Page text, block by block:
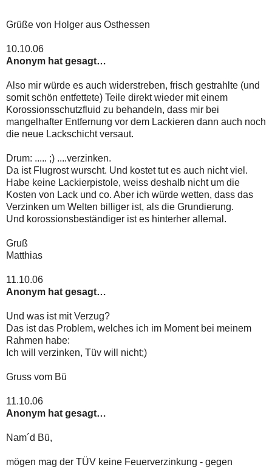
Grüße von Holger aus Osthessen
10.10.06
Anonym hat gesagt…
Also mir würde es auch widerstreben, frisch gestrahlte (und
somit schön entfettete) Teile direkt wieder mit einem
Korossionsschutzfluid zu behandeln, dass mir bei
mangelhafter Entfernung vor dem Lackieren dann auch noch
die neue Lackschicht versaut.
Drum: ..... ;) ....verzinken.
Da ist Flugrost wurscht. Und kostet tut es auch nicht viel.
Habe keine Lackierpistole, weiss deshalb nicht um die
Kosten von Lack und co. Aber ich würde wetten, dass das
Verzinken um Welten billiger ist, als die Grundierung.
Und korossionsbeständiger ist es hinterher allemal.
Gruß
Matthias
11.10.06
Anonym hat gesagt…
Und was ist mit Verzug?
Das ist das Problem, welches ich im Moment bei meinem
Rahmen habe:
Ich will verzinken, Tüv will nicht;)
Gruss vom Bü
11.10.06
Anonym hat gesagt…
Nam´d Bü,
mögen mag der TÜV keine Feuerverzinkung - gegen